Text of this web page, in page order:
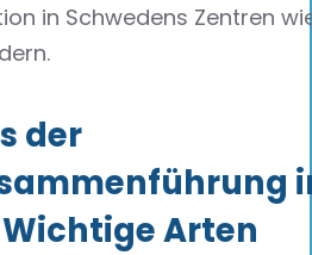
in Schwedens Zentren
der
Arten